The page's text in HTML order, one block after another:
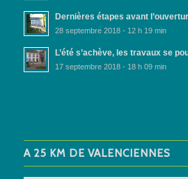
Dernières étapes avant
28 septembre 2018 - 12 h 19 min
L’été s’achève, les travaux se
17 septembre 2018 - 18 h 09 min
A 25 KM DE VALENCIENNES